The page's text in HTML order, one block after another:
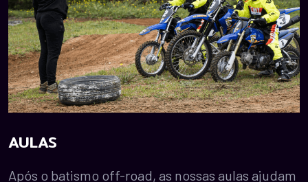
AULAS
Após o batismo off-road, as nossas aulas ajudam